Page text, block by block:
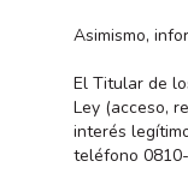
Asimismo,
El Titular de
Ley (acceso,
interés
teléfono